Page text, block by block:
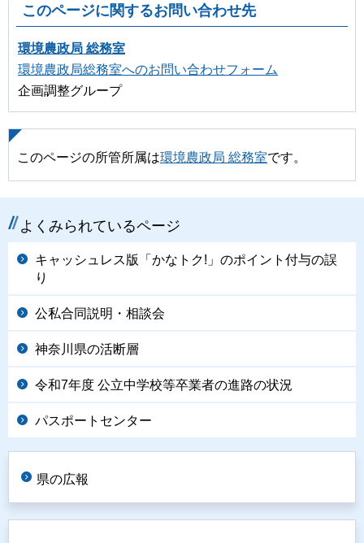
このページに関するお問い合わせ先
環境農政局 総務室
環境農政局総務室へのお問い合わせフォーム
企画調整グループ
このページの所管所属は環境農政局 総務室です。
よくみられているページ
キャッシュレス版「かなトク!」のポイント付与の誤
り
公私合同説明・相談会
神奈川県の活断層
令和7年度 公立中学校等卒業者の進路の状況
パスポートセンター
県の広報